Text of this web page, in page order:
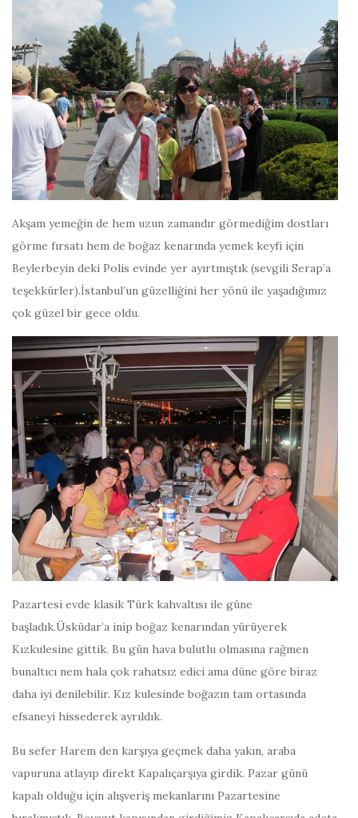
Akşam yemeğin de hem uzun zamandır görmediğim dostları
görme fırsatı hem de boğaz kenarında yemek keyfi için
Beylerbeyin deki Polis evinde yer ayırtmıştık (sevgili Serap’a
teşekkürler).İstanbul’un güzelliğini her yönü ile yaşadığımız
çok güzel bir gece oldu.
Pazartesi evde klasik Türk kahvaltısı ile güne
başladık.Üsküdar’a inip boğaz kenarından yürüyerek
Kızkulesine gittik. Bu gün hava bulutlu olmasına rağmen
bunaltıcı nem hala çok rahatsız edici ama düne göre biraz
daha iyi denilebilir. Kız kulesinde boğazın tam ortasında
efsaneyi hissederek ayrıldık.
Bu sefer Harem den karşıya geçmek daha yakın, araba
vapuruna atlayıp direkt Kapalıçarşıya girdik. Pazar günü
kapalı olduğu için alışveriş mekanlarını Pazartesine